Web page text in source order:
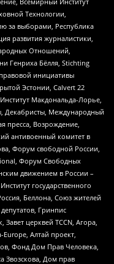
Технологии,
за выборами, Республика
развития журналистики,
Отношений,
Генриха Бёлля, Stichting
инициативы
Эстонии, Calvert 22
Макдональда-Лорье,
Декабристы, Международный
пресса, Возрождение,
антивоенный комитет в
Форум свободной России,
Форум Свободных
движением в России –
государственного
Беллона, Союз жителей
Гринпис
церквей TCCN, Агора,
Алтай проект,
Фонд Дом Прав Человека,
Звозскова, Дом прав